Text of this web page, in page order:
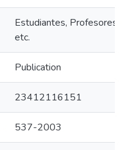
Estudiantes, Profesores,
etc.
Publication
23412116151
537-2003